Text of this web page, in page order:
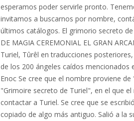
esperamos poder servirle pronto.
invitamos a buscarnos por nombre,
últimos catálogos. El grimorio secreto
DE MAGIA CEREMONIAL EL GRAN
Turiel, Tûrêl en traducciones
de los 200 ángeles caídos
Enoc Se cree que el nombre proviene
"Grimoire secreto de Turiel", en el que
contactar a Turiel. Se cree que se
copiado de algo más antiguo. Salió a la